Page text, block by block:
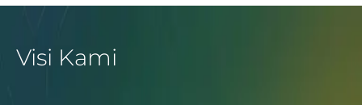
Visi Kami